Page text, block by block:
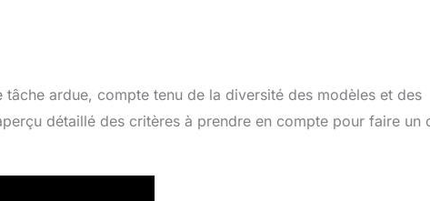
ardue, compte tenu de la diversité des modèles et des
détaillé des critères à prendre en compte pour faire un